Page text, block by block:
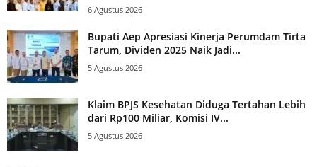
6 Agustus 2026
Bupati Aep Apresiasi Kinerja Perumdam Tirta
Tarum, Dividen 2025 Naik Jadi...
5 Agustus 2026
Klaim BPJS Kesehatan Diduga Tertahan Lebih
dari Rp100 Miliar, Komisi IV...
5 Agustus 2026